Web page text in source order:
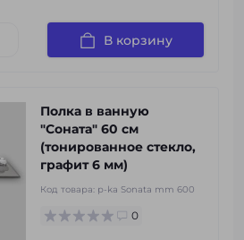
В корзину
Полка в ванную
"Соната" 60 см
(тонированное стекло,
графит 6 мм)
Код товара: p-ka Sonata mm 600
0